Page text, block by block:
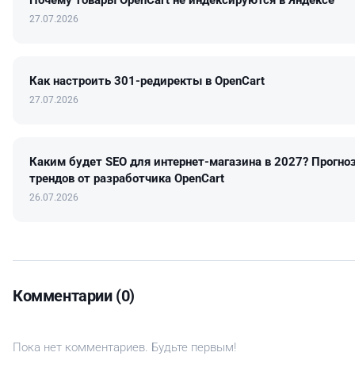
27.07.2026
Как настроить 301-редиректы в OpenCart
27.07.2026
Каким будет SEO для интернет-магазина в 2027?
трендов от разработчика OpenCart
26.07.2026
Комментарии (0)
Пока нет комментариев. Будьте первым!